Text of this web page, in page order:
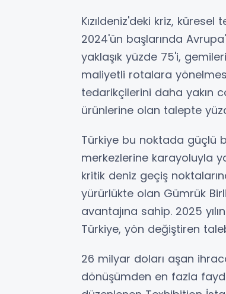
Kızıldeniz'deki kriz,
2024'ün başlarında
yaklaşık yüzde 75'i,
maliyetli rotalara yönelmesi
tedarikçilerini daha yakın
ürünlerine olan talepte
Türkiye bu noktada güçlü
merkezlerine karayoluyla
kritik deniz geçiş
yürürlükte olan Gümrük
avantajına sahip. 2025
Türkiye, yön değiştiren
26 milyar doları aşan
dönüşümden en fazla